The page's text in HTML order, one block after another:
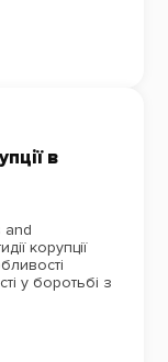
в
and
корупції
у боротьбі з